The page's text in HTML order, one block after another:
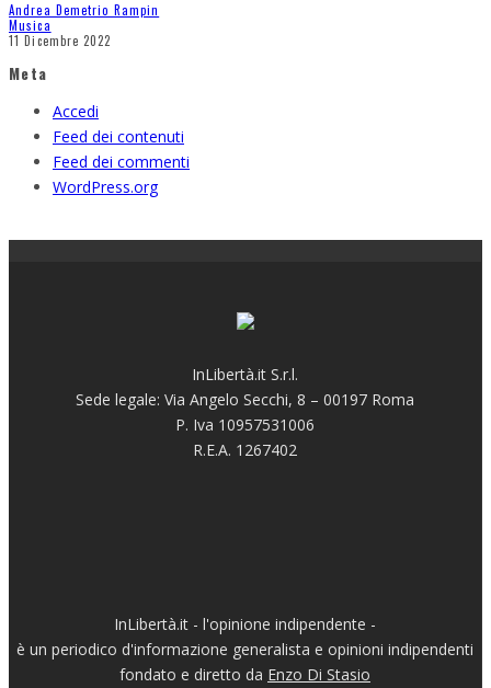
Andrea Demetrio Rampin
Musica
11 Dicembre 2022
Meta
Accedi
Feed dei contenuti
Feed dei commenti
WordPress.org
InLibertà.it S.r.l.
Sede legale: Via Angelo Secchi, 8 – 00197 Roma
P. Iva 10957531006
R.E.A. 1267402
InLibertà.it - l'opinione indipendente -
è un periodico d'informazione generalista e opinioni indipendenti
fondato e diretto da Enzo Di Stasio